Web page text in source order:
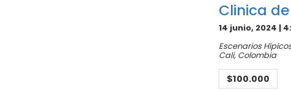
Clinica
14 junio, 2024 |
Escenarios
Cali, Colombia
$100.000